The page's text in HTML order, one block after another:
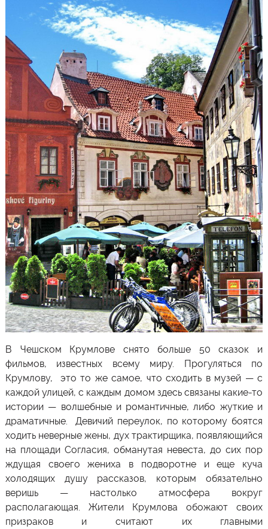
В Чешском Крумлове снято больше 50 сказок и
фильмов, известных всему миру. Прогуляться по
Крумлову, это то же самое, что сходить в музей — с
каждой улицей, с каждым домом здесь связаны какие-то
истории — волшебные и романтичные, либо жуткие и
драматичные. Девичий переулок, по которому боятся
ходить неверные жены, дух трактирщика, появляющийся
на площади Согласия, обманутая невеста, до сих пор
ждущая своего жениха в подворотне и еще куча
холодящих душу рассказов, которым обязательно
веришь — настолько атмосфера вокруг
располагающая. Жители Крумлова обожают своих
призраков и считают их главными